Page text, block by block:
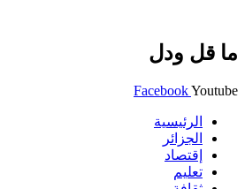
ما قل ودل
FacebookYoutube
الرئيسية
الجزائر
إقتصاد
تعليم